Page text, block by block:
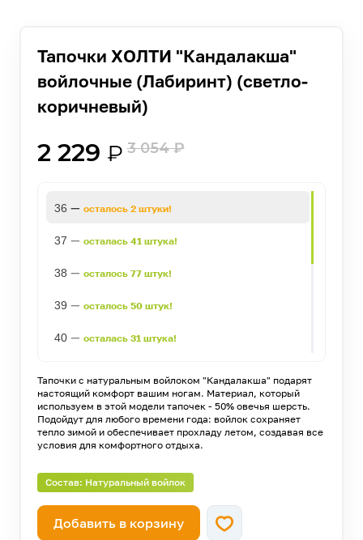
Тапочки ХОЛТИ "Кандалакша"
войлочные (Лабиринт) (светло-
коричневый)
2 229 ₽ 3 054₽
36 — осталось 2 штуки!
37 — осталась 41 штука!
38 — осталось 77 штук!
39 — осталось 50 штук!
40— осталась 31 штука!
46—осталось 75 штук!
45—осталось 69 штук!
42— осталось 7 штук!
Тапочки с натуральным войлоком "Кандалакша" подарят
настоящий комфорт вашим ногам. Материал, который
используем в этой модели тапочек - 50% овечья шерсть.
Подойдут для любого времени года: войлок сохраняет
тепло зимой и обеспечивает прохладу летом, создавая все
условия для комфортного отдыха.
Состав: Натуральный войлок
Добавить в корзину